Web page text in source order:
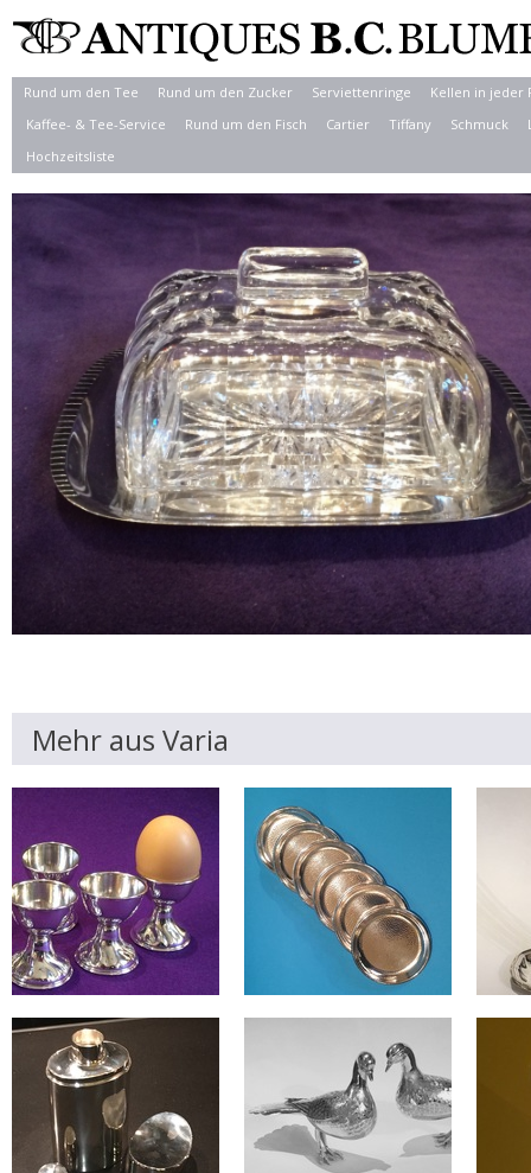
Rund um den Tee Rund um den Zucker Serviettenringe
Kellen in jeder
Kaffee- & Tee-Service
Rund um den Fisch Cartier Tiffany Schmuck
Hochzeitsliste
Mehr aus Varia